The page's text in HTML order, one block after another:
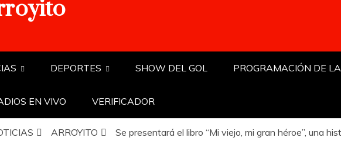
DEPORTES SHOW DEL GOL PROGRAMACIÓN DE
EN VIVO VERIFICADOR
ARROYITO Se presentará el libro “Mi viejo, mi gran héroe”, una